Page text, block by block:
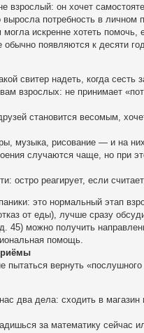
он хочет
потребность в личном
искренне хотеть помочь,
появляются к десяти
свитер надеть, когда сесть
взрослых: не принимает
становится весомым,
музыка, рисование — и на
случаются чаще, но при
остро реагирует, если
это нормальный этап
от еды), лучше сразу
45) можно получить
помощь.
вернуть
два дела: сходить в
за математику сейчас